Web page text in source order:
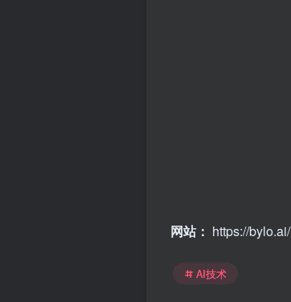
网站： https://bylo.ai/
AI技术